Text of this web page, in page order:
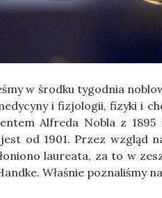
w środ­ku tygo­dnia
i fizjo­lo­gii, fizy­ki i
Alfre­da Nobla z
od 1901. Przez wzgląd
lau­re­ata, za to w
Wła­śnie pozna­li­śmy